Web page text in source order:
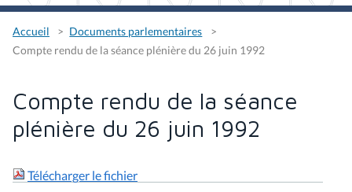
Accueil
Documents parlementaires
Compte rendu de la séance plénière du 26 juin 1992
Compte rendu de la séance
plénière du 26 juin 1992
Télécharger le fichier